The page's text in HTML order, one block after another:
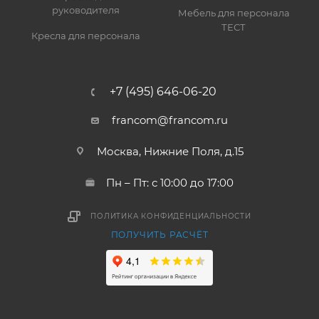
руководителя
Кресла для персонала
Мебель для персонала
ТЕСТ
+7 (495) 646-06-20
francom@francom.ru
Москва, Нижние Поля, д.15
Пн – Пт: с 10:00 до 17:00
ПОЛИТИКА КОНФИДЕНЦИАЛЬНОСТИ
ПОЛУЧИТЬ РАСЧЁТ